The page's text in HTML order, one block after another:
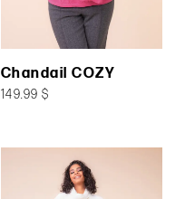
Chandail COZY
149.99 $